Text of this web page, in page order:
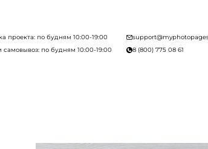
проекта: по будням 10:00-19:00
по будням 10:00-19:00
8 (800) 775 08 61